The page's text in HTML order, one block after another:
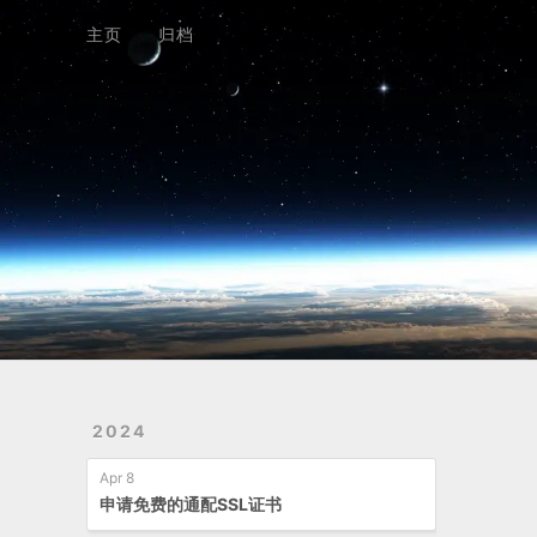
主页 归档
2024
Apr 8
申请免费的通配SSL证书